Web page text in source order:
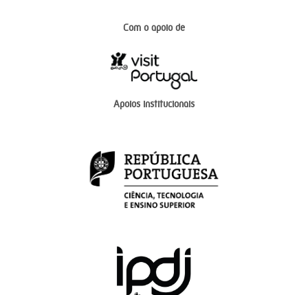
Com o apoio de
Apoios institucionais